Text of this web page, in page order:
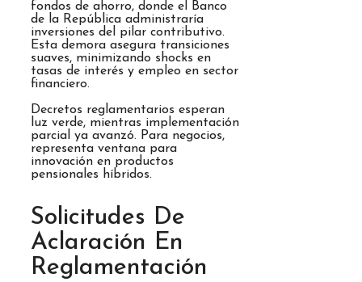
fondos de ahorro, donde el Banco
de la República administraría
inversiones del pilar contributivo.
Esta demora asegura transiciones
suaves, minimizando shocks en
tasas de interés y empleo en sector
financiero.
Decretos reglamentarios esperan
luz verde, mientras implementación
parcial ya avanzó. Para negocios,
representa ventana para
innovación en productos
pensionales híbridos.
Solicitudes De
Aclaración En
Reglamentación